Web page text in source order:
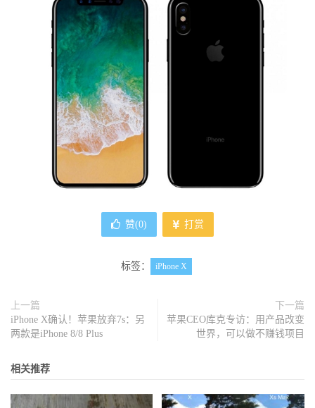
赞(0) 打赏
标签： iPhone X
上一篇
iPhone X确认！苹果放弃7s：另
两款是iPhone 8/8 Plus
下一篇
苹果CEO库克专访：用产品改变
世界，可以做不赚钱项目
相关推荐